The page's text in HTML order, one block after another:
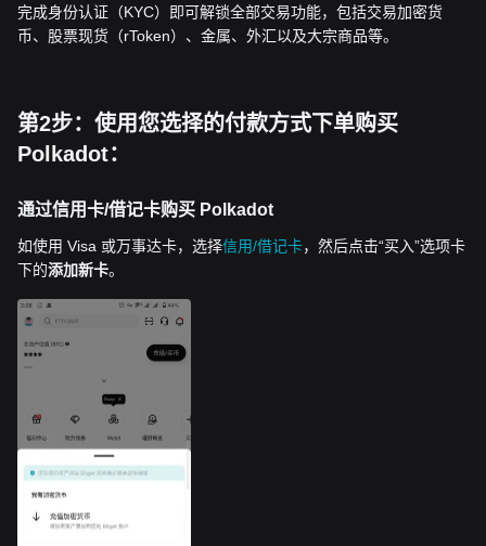
完成身份认证（KYC）即可解锁全部交易功能，包括交易加密货
币、股票现货（rToken）、金属、外汇以及大宗商品等。
第2步：使用您选择的付款方式下单购买
Polkadot：
通过信用卡/借记卡购买 Polkadot
如使用 Visa 或万事达卡，选择信用/借记卡，然后点击“买入”选项卡
下的添加新卡。